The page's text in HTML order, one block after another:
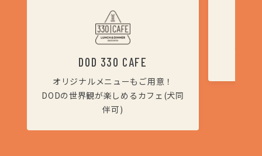
DOD 330 CAFE
オリジナルメニューもご用意！
DODの世界観が楽しめるカフェ(犬同
伴可)